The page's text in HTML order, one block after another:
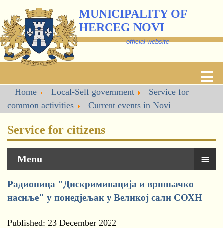
MUNICIPALITY OF
HERCEG NOVI
official website
Home Local-Self government
Service for
common activities
Current events in Novi
Service for citizens
Menu ≡
Радионица "Дискриминација и вршњачко
насиље" у понедјељак у Великој сали СОХН
Published: 23 December 2022